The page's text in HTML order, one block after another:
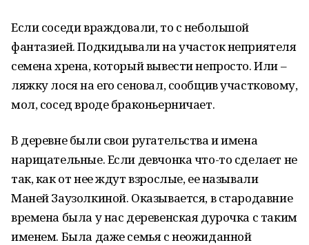
Если соседи враждовали, то с небольшой
фантазией. Подкидывали на участок неприятеля
семена хрена, который вывести непросто. Или –
ляжку лося на его сеновал, сообщив участковому,
мол, сосед вроде браконьерничает.
В деревне были свои ругательства и имена
нарицательные. Если девчонка что-то сделает не
так, как от нее ждут взрослые, ее называли
Маней Заузолкиной. Оказывается, в стародавние
времена была у нас деревенская дурочка с таким
именем. Была даже семья с неожиданной